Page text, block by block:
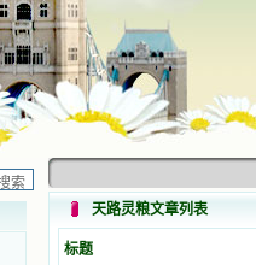
天路灵粮文章列表
标题